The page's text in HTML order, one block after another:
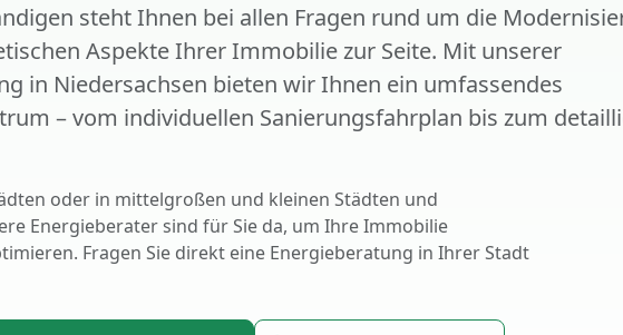
steht Ihnen bei allen Fragen rund um die
Aspekte Ihrer Immobilie zur Seite. Mit unserer
in Niedersachsen bieten wir Ihnen ein umfassendes
– vom individuellen Sanierungsfahrplan bis zum
oder in mittelgroßen und kleinen Städten und
Energieberater sind für Sie da, um Ihre Immobilie
Fragen Sie direkt eine Energieberatung in Ihrer Stadt